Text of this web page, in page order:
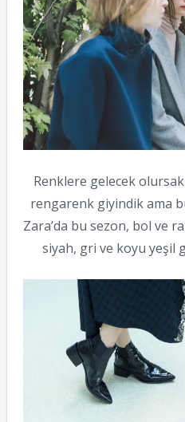
Renklere gelecek
rengarenk giyindik ama
Zara’da bu sezon, bol ve
siyah, gri ve koyu yeşil